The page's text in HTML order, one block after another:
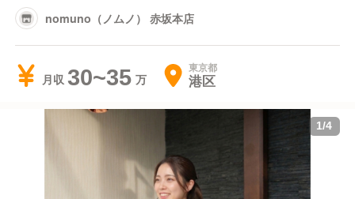
nomuno（ノムノ） 赤坂本店
月収 30~35 東京都
港区
1/4